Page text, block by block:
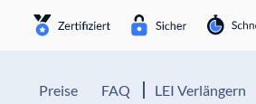
Preise FAQ LEI Verlängern